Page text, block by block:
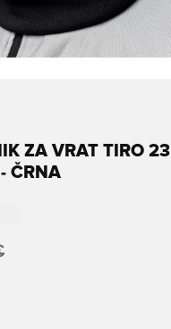
ZA VRAT TIRO 23
ČRNA